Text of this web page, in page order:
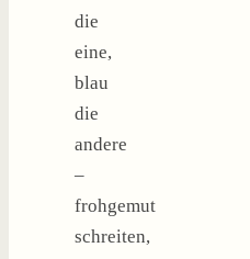
die
eine,
blau
die
andere
–
frohgemut
schreiten,